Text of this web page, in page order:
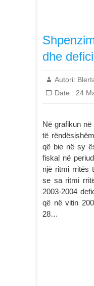
dhe
Autori:
Date : 24
Në grafikun
të
që bie në sy
fiskal në
një ritmi rritës
se sa ritmi
2003-2004
që në vitin
28…